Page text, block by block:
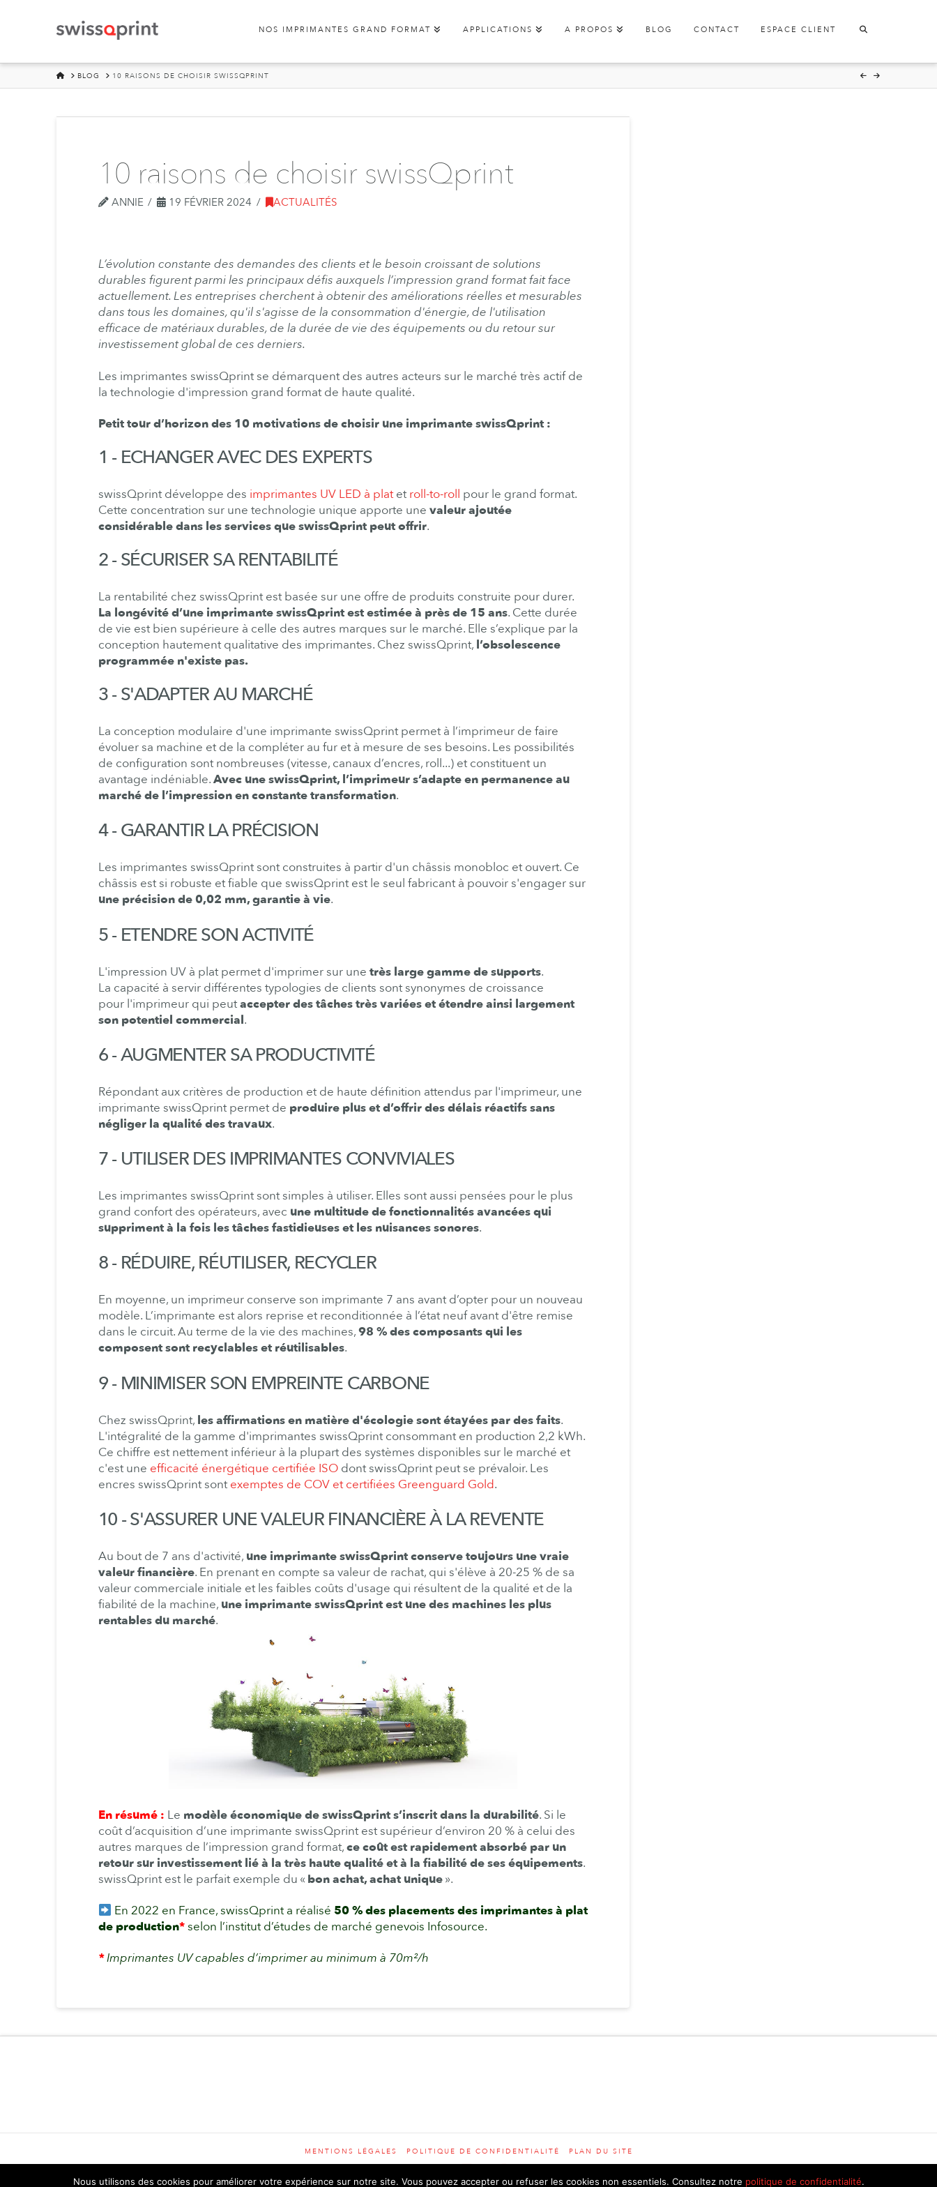
NOS IMPRIMANTES GRAND FORMAT APPLICATIONS A PROPOS BLOG CONTACT ESPACE CLIENT
HOMEBLOG 10 RAISONS DE CHOISIR SWISSQPRINT
10 raisons de choisir swissQprint
ANNIE 19 FÉVRIER 2024 ACTUALITÉS
L’évolution constante des demandes des clients et le besoin croissant de solutions
durables figurent parmi les principaux défis auxquels l’impression grand format fait face
actuellement. Les entreprises cherchent à obtenir des améliorations réelles et mesurables
dans tous les domaines, qu'il s'agisse de la consommation d'énergie, de l'utilisation
efficace de matériaux durables, de la durée de vie des équipements ou du retour sur
investissement global de ces derniers.
Les imprimantes swissQprint se démarquent des autres acteurs sur le marché très actif de
la technologie d'impression grand format de haute qualité.
Petit tour d’horizon des 10 motivations de choisir une imprimante swissQprint :
1 - ECHANGER AVEC DES EXPERTS
swissQprint développe des imprimantes UV LED à platet roll-to-roll pour le grand format.
Cette concentration sur une technologie unique apporte une valeur ajoutée
considérable dans les services que swissQprint peut offrir.
2 - SÉCURISER SA RENTABILITÉ
La rentabilité chez swissQprint est basée sur une offre de produits construite pour durer.
La longévité d’une imprimante swissQprint est estimée à près de 15 ans. Cette durée
de vie est bien supérieure à celle des autres marques sur le marché. Elle s’explique par la
conception hautement qualitative des imprimantes. Chez swissQprint, l’obsolescence
programmée n'existe pas.
3 - S'ADAPTER AU MARCHÉ
La conception modulaire d'une imprimante swissQprint permet à l’imprimeur de faire
évoluer sa machine et de la compléter au fur et à mesure de ses besoins. Les possibilités
de configuration sont nombreuses (vitesse, canaux d’encres, roll...) et constituent un
avantage indéniable.Avec une swissQprint, l’imprimeur s’adapte en permanence au
marché de l’impression en constante transformation.
4 - GARANTIR LA PRÉCISION
Les imprimantes swissQprint sont construites à partir d'un châssis monobloc et ouvert. Ce
châssis est si robuste et fiable que swissQprint est le seul fabricant à pouvoir s'engager sur
une précision de 0,02 mm, garantie à vie.
5 - ETENDRE SON ACTIVITÉ
L'impression UV à plat permet d'imprimer sur une très large gamme de supports.
La capacité à servir différentes typologies de clients sont synonymes de croissance
pour l'imprimeur qui peutaccepter des tâches très variées et étendre ainsi largement
son potentiel commercial.
6 - AUGMENTER SA PRODUCTIVITÉ
Répondant aux critères de production et de haute définition attendus par l'imprimeur, une
imprimante swissQprint permet de produire plus et d’offrir des délais réactifs sans
négliger la qualité des travaux.
7 - UTILISER DES IMPRIMANTES CONVIVIALES
Les imprimantes swissQprint sont simples à utiliser. Elles sont aussi pensées pour le plus
grand confort des opérateurs, avec une multitude de fonctionnalités avancées qui
suppriment à la fois les tâches fastidieuses et les nuisances sonores.
8 - RÉDUIRE, RÉUTILISER, RECYCLER
En moyenne, un imprimeur conserve son imprimante 7 ans avant d’opter pour un nouveau
modèle. L’imprimante est alors reprise et reconditionnée à l’état neuf avant d'être remise
dans le circuit. Au terme de la vie des machines,98 % des composants qui les
composent sont recyclables et réutilisables.
9 - MINIMISER SON EMPREINTE CARBONE
Chez swissQprint, les affirmations en matière d'écologie sont étayées par des faits.
L'intégralité de la gamme d'imprimantes swissQprint consommant en production 2,2 kWh.
Ce chiffre est nettement inférieur à la plupart des systèmes disponibles sur le marché et
c'est une efficacité énergétique certifiée ISOdont swissQprint peut se prévaloir. Les
encres swissQprint sont exemptes de COV et certifiées Greenguard Gold.
10 - S'ASSURER UNE VALEUR FINANCIÈRE À LA REVENTE
Au bout de 7 ans d'activité, une imprimante swissQprintconserve toujours une vraie
valeur financière. En prenant en compte sa valeur de rachat, qui s'élève à 20-25 % de sa
valeur commerciale initiale et les faibles coûts d'usage qui résultent de la qualité et de la
fiabilité de la machine, une imprimante swissQprint est une des machines les plus
rentables du marché.
En résumé : Le modèle économique de swissQprint s’inscrit dans la durabilité. Si le
coût d’acquisition d’une imprimante swissQprint est supérieur d’environ 20 % à celui des
autres marques de l’impression grand format,ce coût est rapidement absorbé par un
retour sur investissement lié à la très haute qualité et à la fiabilité de ses équipements.
swissQprint est le parfait exemple du « bon achat, achat unique».
En 2022 en France, swissQprint a réalisé50 % des placements des imprimantes à plat
de production*selon l’institut d’études de marché genevois Infosource.
*Imprimantes UV capables d’imprimer au minimum à 70m²/h
MENTIONS LÉGALES POLITIQUE DE CONFIDENTIALITÉ PLAN DU SITE
Nous utilisons des cookies pour améliorer votre expérience sur notre site. Vous pouvez accepter ou refuser les cookies non essentiels. Consultez notre politique de confidentialité.